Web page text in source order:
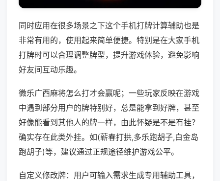
同时应用在很多场景之下这个手机打牌计算辅助也是
非常有用的，使用起来简单便捷。特别是在大家手机
打牌时可以合理调整牌型，提升游戏体验，避免影响
好友间互动乐趣。
微乐广西麻将怎么打才会赢呢；一些玩家反映在游戏
中遇到部分用户的牌特别好，总是能拿到好牌，甚至
好像能看到其他人的牌一样，由此怀疑是不是有挂？
确实存在此类外挂。如(蕲春打拱,多乐跑胡子,白金岛
跑胡子)等，建议通过正规途径维护游戏公平。
自定义修改牌：用户可输入需求生成专用辅助工具，